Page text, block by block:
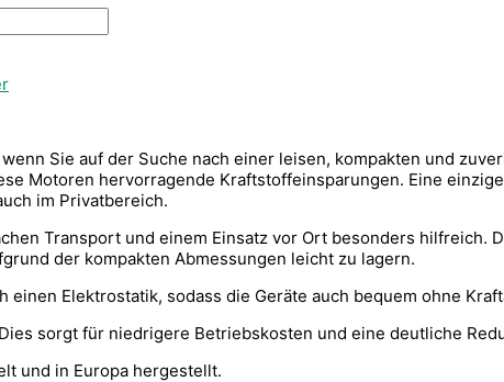
Sie auf der Suche nach einer leisen, kompakten und
Motoren hervorragende Kraftstoffeinsparungen. Eine
im Privatbereich.
Transport und einem Einsatz vor Ort besonders hilfreich.
der kompakten Abmessungen leicht zu lagern.
Elektrostatik, sodass die Geräte auch bequem ohne
sorgt für niedrigere Betriebskosten und eine deutliche
und in Europa hergestellt.